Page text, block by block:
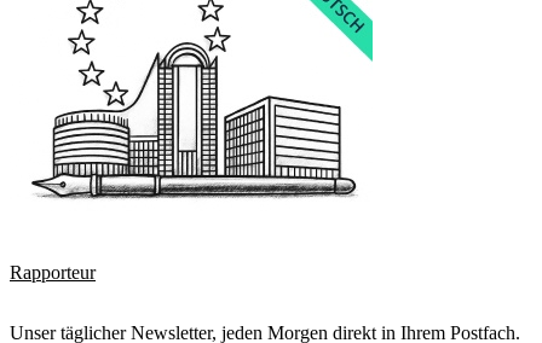
Rapporteur
Unser täglicher Newsletter, jeden Morgen direkt in Ihrem Postfach.